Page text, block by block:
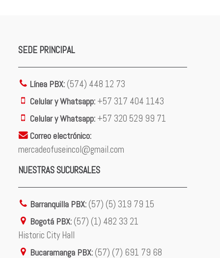
SEDE PRINCIPAL
Línea PBX: (574) 448 12 73
Celular y Whatsapp: +57 317 404 1143
Celular y Whatsapp: +57 320 529 99 71
Correo electrónico:
mercadeofuseincol@gmail.com
NUESTRAS SUCURSALES
Barranquilla PBX: (57) (5) 319 79 15
Bogotá PBX: (57) (1) 482 33 21
Historic City Hall
Bucaramanga PBX: (57) (7) 691 79 68